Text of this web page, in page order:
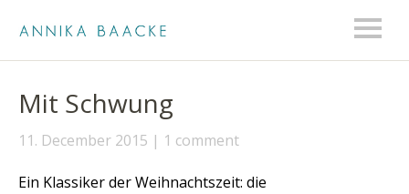
Mit Schwung
11. December 2015 1 comment
Ein Klassiker der Weihnachtszeit: die